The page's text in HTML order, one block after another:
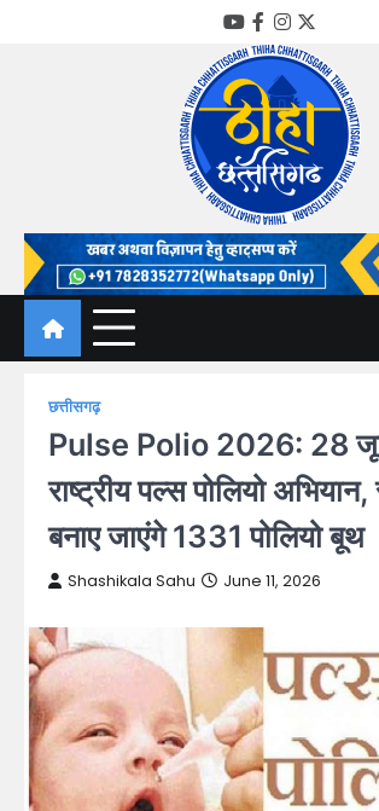
YouTube
Facebook
Instagram
Twitter
Thiha
गोठ जन-जन के
छत्तीसगढ़
Pulse Polio 2026: 28
राष्ट्रीय पल्स पोलियो अभियान,
बनाए जाएंगे 1331 पोलियो बूथ
Shashikala Sahu June 11, 2026